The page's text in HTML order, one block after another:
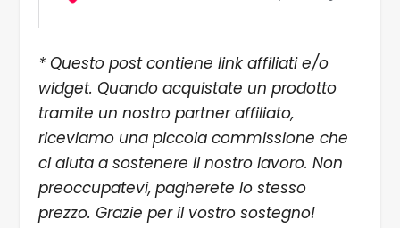
* Questo post contiene link affiliati e/o
widget. Quando acquistate un prodotto
tramite un nostro partner affiliato,
riceviamo una piccola commissione che
ci aiuta a sostenere il nostro lavoro. Non
preoccupatevi, pagherete lo stesso
prezzo. Grazie per il vostro sostegno!